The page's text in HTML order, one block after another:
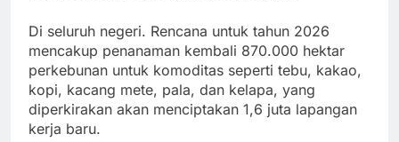
Di seluruh negeri. Rencana untuk tahun 2026
mencakup penanaman kembali 870.000 hektar
perkebunan untuk komoditas seperti tebu, kakao,
kopi, kacang mete, pala, dan kelapa, yang
diperkirakan akan menciptakan 1,6 juta lapangan
kerja baru.